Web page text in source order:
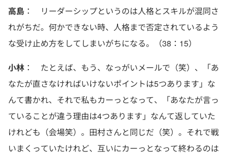
高島 ： リーダーシップというのは人格とスキルが混同さ
れがちだ。何かできない時、人格まで否定されているよう
な受け止め方をしてしまいがちになる。（38：15）
小林 ： たとえば、もう、なっがいメールで（笑）、「あ
なたが直さなければいけないポイントは5つあります」な
んて書かれ、それで私もカーっとなって、「あなたが言っ
ていることが違う理由は4つあります」なんて返していた
けれども（会場笑）。田村さんと同じだ（笑）。それで戦
いまくっていたけれど、互いにカーっとなって終わるのは